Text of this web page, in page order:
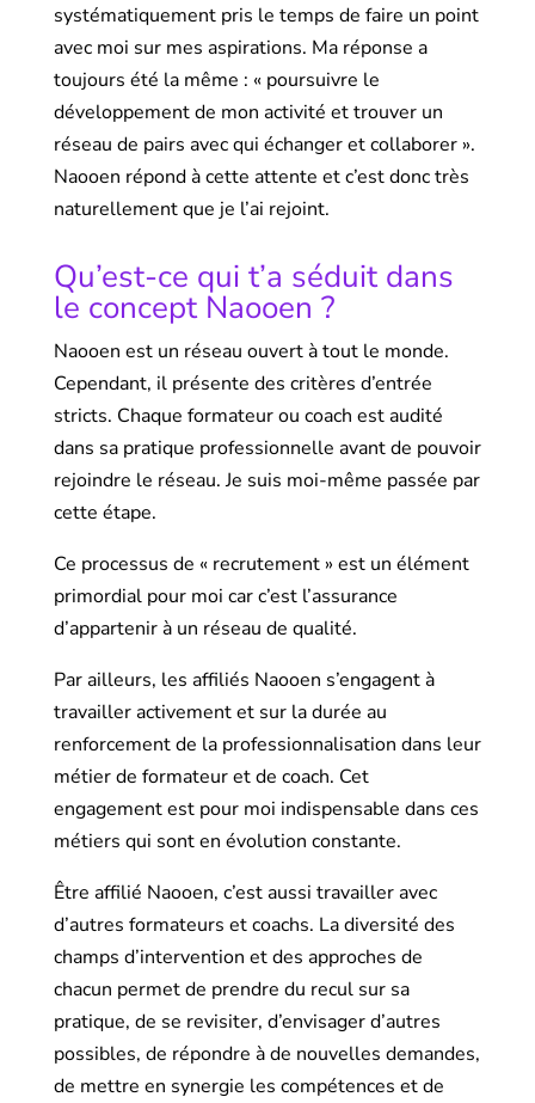
systématiquement pris le temps de faire un point
avec moi sur mes aspirations. Ma réponse a
toujours été la même : « poursuivre le
développement de mon activité et trouver un
réseau de pairs avec qui échanger et collaborer ».
Naooen répond à cette attente et c’est donc très
naturellement que je l’ai rejoint.
Qu’est-ce qui t’a séduit dans
le concept Naooen ?
Naooen est un réseau ouvert à tout le monde.
Cependant, il présente des critères d’entrée
stricts. Chaque formateur ou coach est audité
dans sa pratique professionnelle avant de pouvoir
rejoindre le réseau. Je suis moi-même passée par
cette étape.
Ce processus de « recrutement » est un élément
primordial pour moi car c’est l’assurance
d’appartenir à un réseau de qualité.
Par ailleurs, les affiliés Naooen s’engagent à
travailler activement et sur la durée au
renforcement de la professionnalisation dans leur
métier de formateur et de coach. Cet
engagement est pour moi indispensable dans ces
métiers qui sont en évolution constante.
Être affilié Naooen, c’est aussi travailler avec
d’autres formateurs et coachs. La diversité des
champs d’intervention et des approches de
chacun permet de prendre du recul sur sa
pratique, de se revisiter, d’envisager d’autres
possibles, de répondre à de nouvelles demandes,
de mettre en synergie les compétences et de